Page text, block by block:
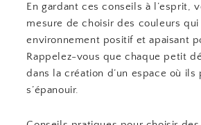
En gardant ces conseils à l’esprit,
mesure de choisir des couleurs
environnement positif et apaisant
Rappelez-vous que chaque petit
dans la création d’un espace où ils
s’épanouir.